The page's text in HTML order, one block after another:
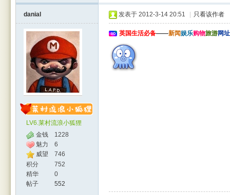
danial
LV6.莱村流浪小狐狸
金钱
1228
魅力
6
威望
746
积分
752
精华
0
帖子
552
发表于 2012-3-14 20:51 只看该作者
英国生活必备——新闻娱乐购物旅游网